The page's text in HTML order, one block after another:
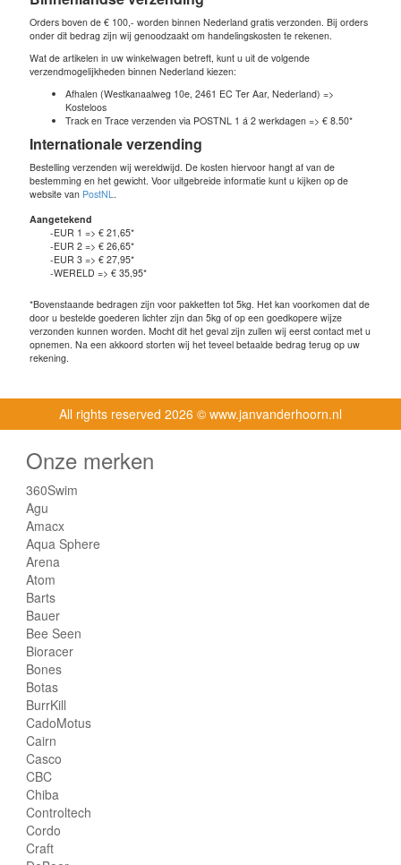
Orders boven de € 100,- worden binnen Nederland gratis verzonden. Bij orders
onder dit bedrag zijn wij genoodzaakt om handelingskosten te rekenen.
Wat de artikelen in uw winkelwagen betreft, kunt u uit de volgende
verzendmogelijkheden binnen Nederland kiezen:
Afhalen (Westkanaalweg 10e, 2461 EC Ter Aar, Nederland) =>
Kosteloos
Track en Trace verzenden via POSTNL 1 á 2 werkdagen => € 8.50*
Internationale verzending
Bestelling verzenden wij wereldwijd. De kosten hiervoor hangt af van de
bestemming en het gewicht. Voor uitgebreide informatie kunt u kijken op de
website van PostNL
Aangetekend
-EUR 1 => € 21,65*
-EUR 2 => € 26,65*
-EUR 3 => € 27,95*
-WERELD => € 35,95*
*Bovenstaande bedragen zijn voor pakketten tot 5kg. Het kan voorkomen dat de
door u bestelde goederen lichter zijn dan 5kg of op een goedkopere wijze
verzonden kunnen worden. Mocht dit het geval zijn zullen wij eerst contact met u
opnemen. Na een akkoord storten wij het teveel betaalde bedrag terug op uw
rekening.
All rights reserved 2026 © www.janvanderhoorn.nl
Onze merken
360Swim
Agu
Amacx
Aqua Sphere
Arena
Atom
Barts
Bauer
Bee Seen
Bioracer
Bones
Botas
BurrKill
CadoMotus
Cairn
Casco
CBC
Chiba
Controltech
Cordo
Craft